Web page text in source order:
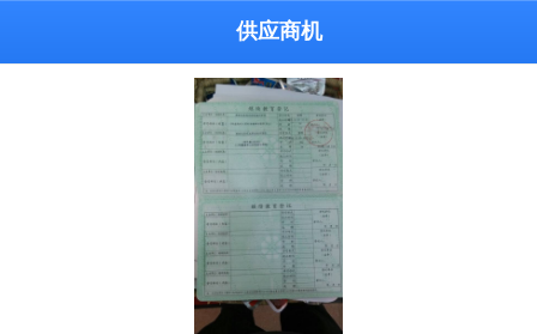
供应商机